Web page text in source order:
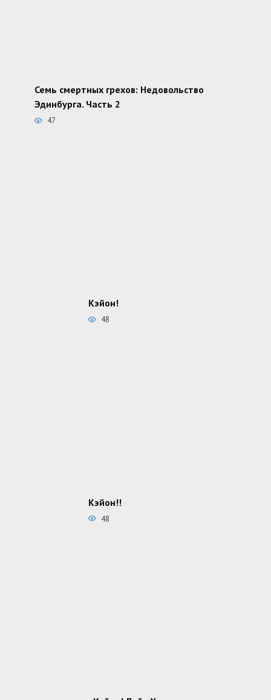
Семь смертных грехов: Недовольство
Эдинбурга. Часть 2
47
Кэйон!
48
Кэйон!!
48